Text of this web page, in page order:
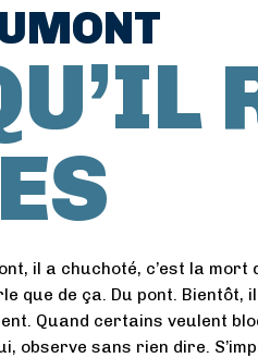
il a chuchoté, c’est la mort
que de ça. Du pont. Bientôt,
Quand certains veulent
observe sans rien dire.